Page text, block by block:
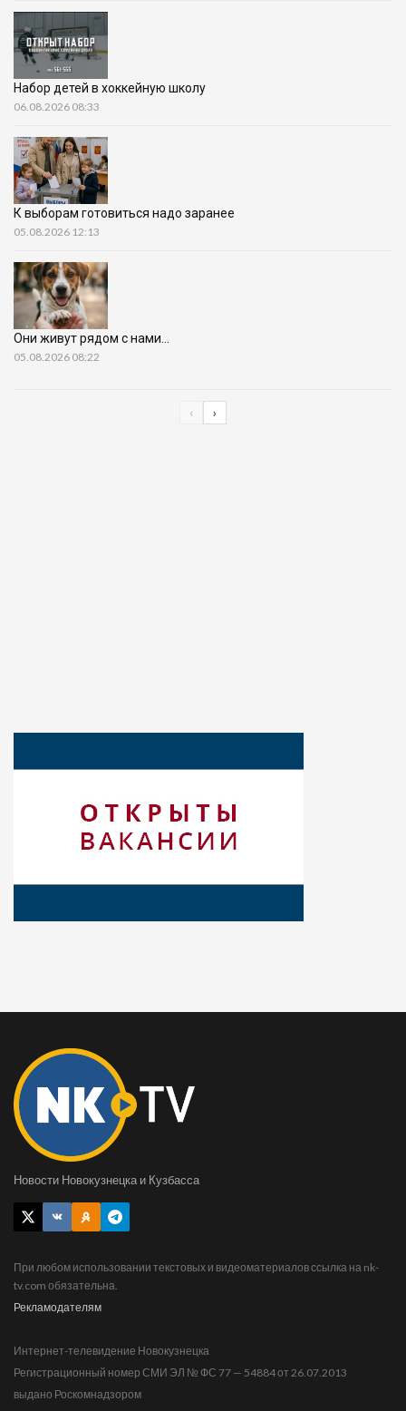
Набор детей в хоккейную школу
06.08.2026 08:33
К выборам готовиться надо заранее
05.08.2026 12:13
Они живут рядом с нами…
05.08.2026 08:22
‹ ›
Новости Новокузнецка и Кузбасса
При любом использовании текстовых и видеоматериалов ссылка на nk-
tv.com обязательна.
Рекламодателям
Интернет-телевидение Новокузнецка
Регистрационный номер СМИ ЭЛ № ФС 77 — 54884 от 26.07.2013
выдано Роскомнадзором